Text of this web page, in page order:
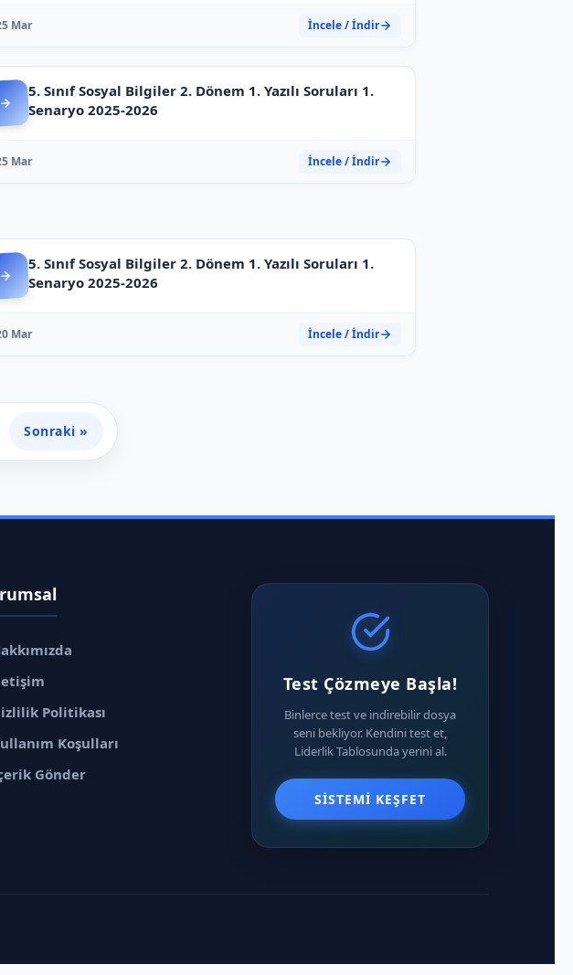
Mar İncele / İndir
5. Sınıf Sosyal Bilgiler 2. Dönem 1. Yazılı Soruları 1.
Senaryo 2025-2026
Mar İncele / İndir
5. Sınıf Sosyal Bilgiler 2. Dönem 1. Yazılı Soruları 1.
Senaryo 2025-2026
Mar İncele / İndir
Sonraki »
Politikası
Koşulları
Gönder
Test Çözmeye Başla!
Binlerce test ve indirebilir dosya
seni bekliyor. Kendini test et,
Liderlik Tablosunda yerini al.
SISTEMI KEŞFET